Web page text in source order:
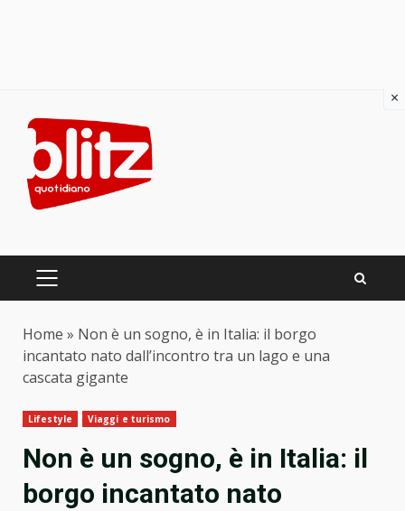
content
PRIMARY
Home » Non è un sogno, è in Italia: il borgo
incantato nato dall’incontro tra un lago e una
cascata gigante
Lifestyle Viaggi e turismo
Non è un sogno, è in Italia: il
borgo incantato nato
×